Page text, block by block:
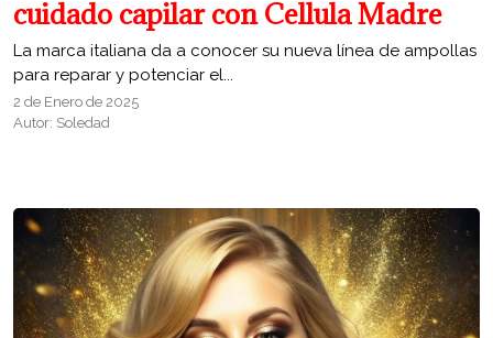
cuidado capilar con Cellula Madre
La marca italiana da a conocer su nueva línea de ampollas
para reparar y potenciar el...
2 de Enero de 2025
Autor: Soledad